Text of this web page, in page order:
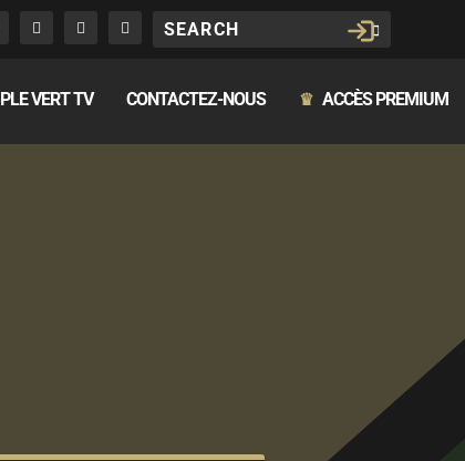
VERT TV CONTACTEZ-NOUS ♛ ACCÈS PREMIUM